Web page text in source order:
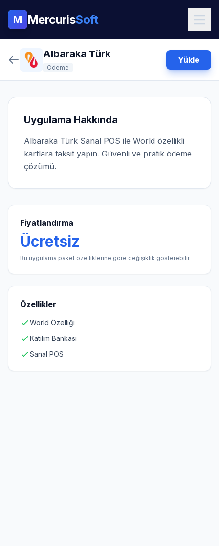
M MercurisSoft
Albaraka Türk
Ödeme
Yükle
Uygulama Hakkında
Albaraka Türk Sanal POS ile World özellikli
kartlara taksit yapın. Güvenli ve pratik ödeme
çözümü.
Fiyatlandırma
Ücretsiz
Bu uygulama paket özelliklerine göre değişiklik gösterebilir.
Özellikler
World Özelliği
Katılım Bankası
Sanal POS